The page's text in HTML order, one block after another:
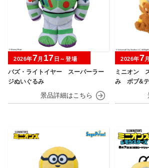
バズ・ライトイヤー スーパーラー
ジぬいぐるみ
2026年7月 17 日～登場
ミニオン
み ボブ&
2026年7月